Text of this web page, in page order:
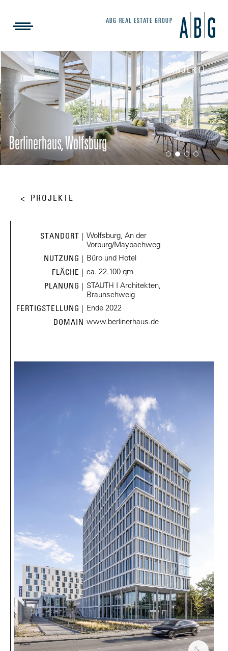
ABG REAL ESTATE GROUP
PROJEKTE
Berlinerhaus, Wolfsburg
PROJEKTE
STANDORT | Wolfsburg, An der
Vorburg/Maybachweg
NUTZUNG | Büro und Hotel
FLÄCHE | ca. 22.100 qm
PLANUNG | STAUTH I Architekten,
Braunschweig
FERTIGSTELLUNG | Ende 2022
DOMAIN www.berlinerhaus.de